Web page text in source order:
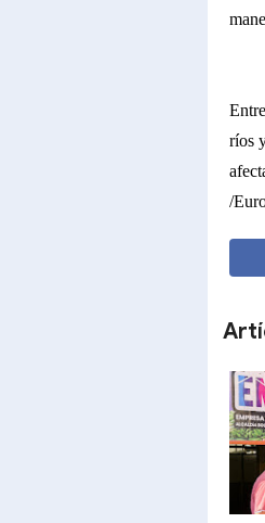
ríos
/